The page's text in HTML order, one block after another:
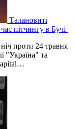
Талановиті
час пітчингу в Бучі
проти 24 травня
"Україна" та